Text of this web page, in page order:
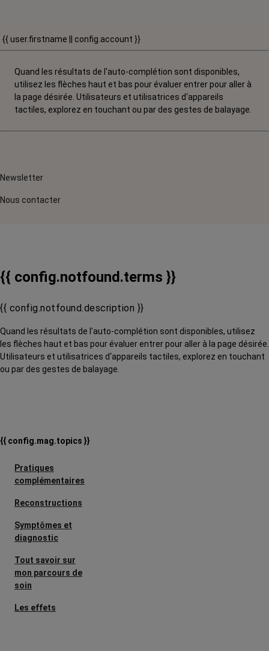
{{ user.firstname || config.account }}
Quand les résultats de l'auto-complétion sont disponibles,
utilisez les flèches haut et bas pour évaluer entrer pour aller à
la page désirée. Utilisateurs et utilisatrices d‘appareils
tactiles, explorez en touchant ou par des gestes de balayage.
Newsletter
Nous contacter
{{ config.notfound.terms }}
{{ config.notfound.description }}
Quand les résultats de l'auto-complétion sont disponibles, utilisez
les flèches haut et bas pour évaluer entrer pour aller à la page désirée.
Utilisateurs et utilisatrices d‘appareils tactiles, explorez en touchant
ou par des gestes de balayage.
{{ config.mag.topics }}
Pratiques
complémentaires
Reconstructions
Symptômes et
diagnostic
Tout savoir sur
mon parcours de
soin
Les effets